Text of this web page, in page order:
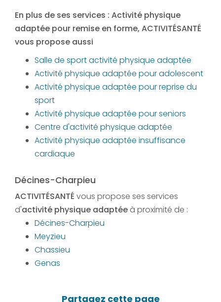
En plus de ses services : Activité physique
adaptée pour remise en forme, ACTIVITÉSANTÉ
vous propose aussi
Salle de sport activité physique adaptée
Activité physique adaptée pour adolescent
Activité physique adaptée pour reprise du
sport
Activité physique adaptée pour seniors
Centre d'activité physique adaptée
Activité physique adaptée insuffisance
cardiaque
Décines-Charpieu
ACTIVITÉSANTÉ vous propose ses services
d'activité physique adaptée à proximité de :
Décines-Charpieu
Meyzieu
Chassieu
Genas